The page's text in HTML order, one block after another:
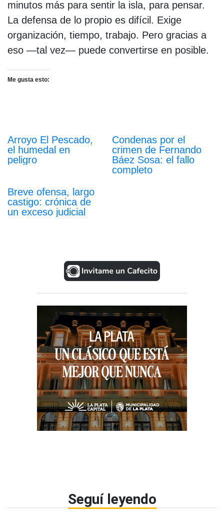
minutos más para sentir la isla, para pensar.
La defensa de lo propio es difícil. Exige
organización, tiempo, trabajo. Pero gracias a
eso —tal vez— puede convertirse en posible.
Me gusta esto:
Arroyo El Pescado,
el humedal en
peligro
Condenas por el
crimen de Fernando
Báez Sosa: el fallo
completo
Breve ofensa, largo
castigo: crónica de
un exceso judicial
Seguí leyendo